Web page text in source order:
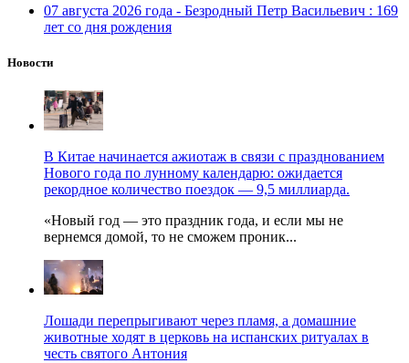
07 августа 2026 года - Безродный Петр Васильевич : 169
лет со дня рождения
Новости
В Китае начинается ажиотаж в связи с празднованием
Нового года по лунному календарю: ожидается
рекордное количество поездок — 9,5 миллиарда.
«Новый год — это праздник года, и если мы не
вернемся домой, то не сможем проник...
Лошади перепрыгивают через пламя, а домашние
животные ходят в церковь на испанских ритуалах в
честь святого Антония